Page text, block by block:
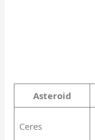
Asteroid
Ceres